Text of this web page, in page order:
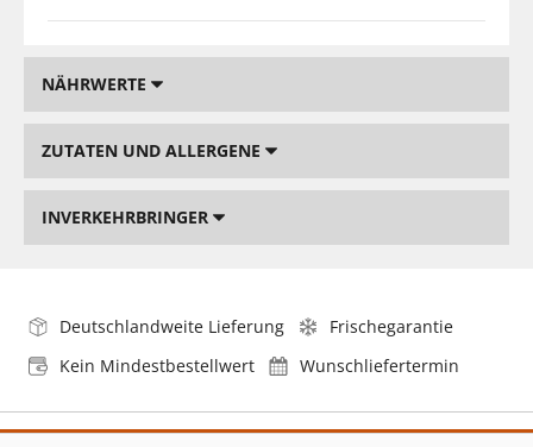
NÄHRWERTE
ZUTATEN UND ALLERGENE
INVERKEHRBRINGER
Deutschlandweite Lieferung
Frischegarantie
Kein Mindestbestellwert
Wunschliefertermin